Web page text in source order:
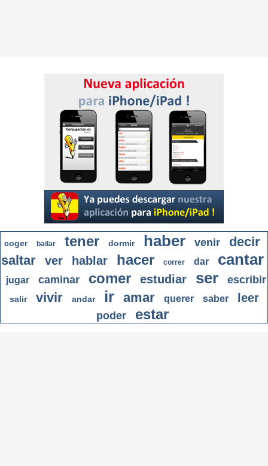
coger bailar tener dormir haber venir
decir
saltar
ver hablar hacer correr dar cantar
jugar caminar comer estudiar ser escribir
salir vivir andar ir amar querer saber leer
poder estar